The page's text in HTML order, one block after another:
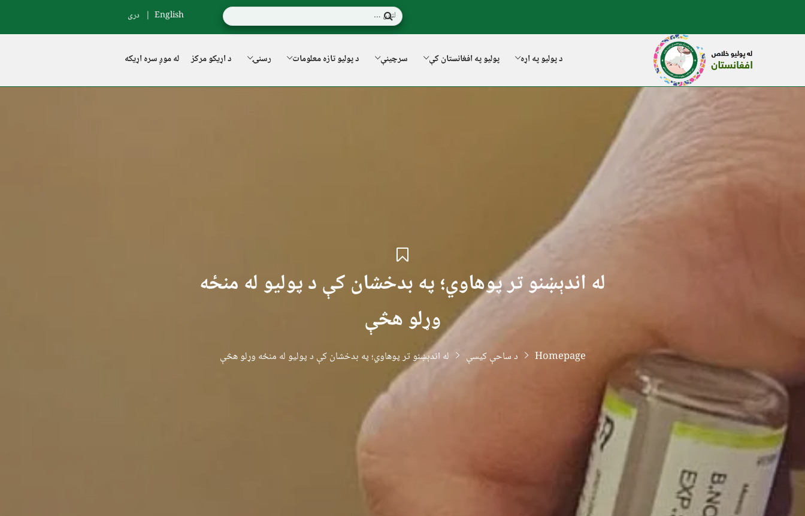
English دری
د پولیو په اړه پولیو په افغانستان کې سرچینې د پولیو تازه معلومات رسنۍ د اړیکو مرکز له موږ سره اړیکه
له اندېښنو تر پوهاوي؛ په بدخشان کې د پولیو له منځه
وړلو هڅې
Homepage د ساحې کیسې له اندېښنو تر پوهاوي؛ په بدخشان کې د پولیو له منځه وړلو هڅې